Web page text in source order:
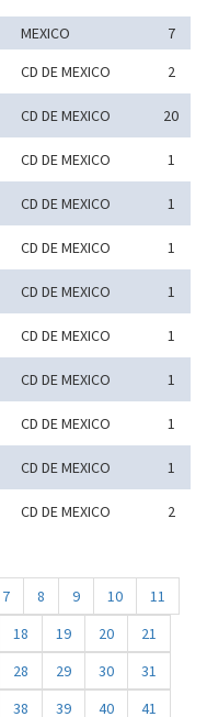
MEXICO
7
CD DE MEXICO
2
CD DE MEXICO
20
CD DE MEXICO
1
CD DE MEXICO
1
CD DE MEXICO
1
CD DE MEXICO
1
CD DE MEXICO
1
CD DE MEXICO
1
CD DE MEXICO
1
CD DE MEXICO
1
CD DE MEXICO 2
7 8 9 10
11
18 19 20
21
28 29 30
31
38 39 40 41